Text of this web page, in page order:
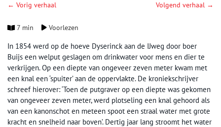
← Vorig verhaal Volgend verhaal →
7 min Voorlezen
In 1854 werd op de hoeve Dyserinck aan de IJweg door boer
Buijs een welput geslagen om drinkwater voor mens en dier te
verkrijgen. Op een diepte van ongeveer zeven meter kwam met
een knal een ‘spuiter’ aan de oppervlakte. De kroniekschrijver
schreef hierover: ‘Toen de putgraver op een diepte was gekomen
van ongeveer zeven meter, werd plotseling een knal gehoord als
van een kanonschot en meteen spoot een straal water met grote
kracht en snelheid naar boven’. Dertig jaar lang stroomt het water